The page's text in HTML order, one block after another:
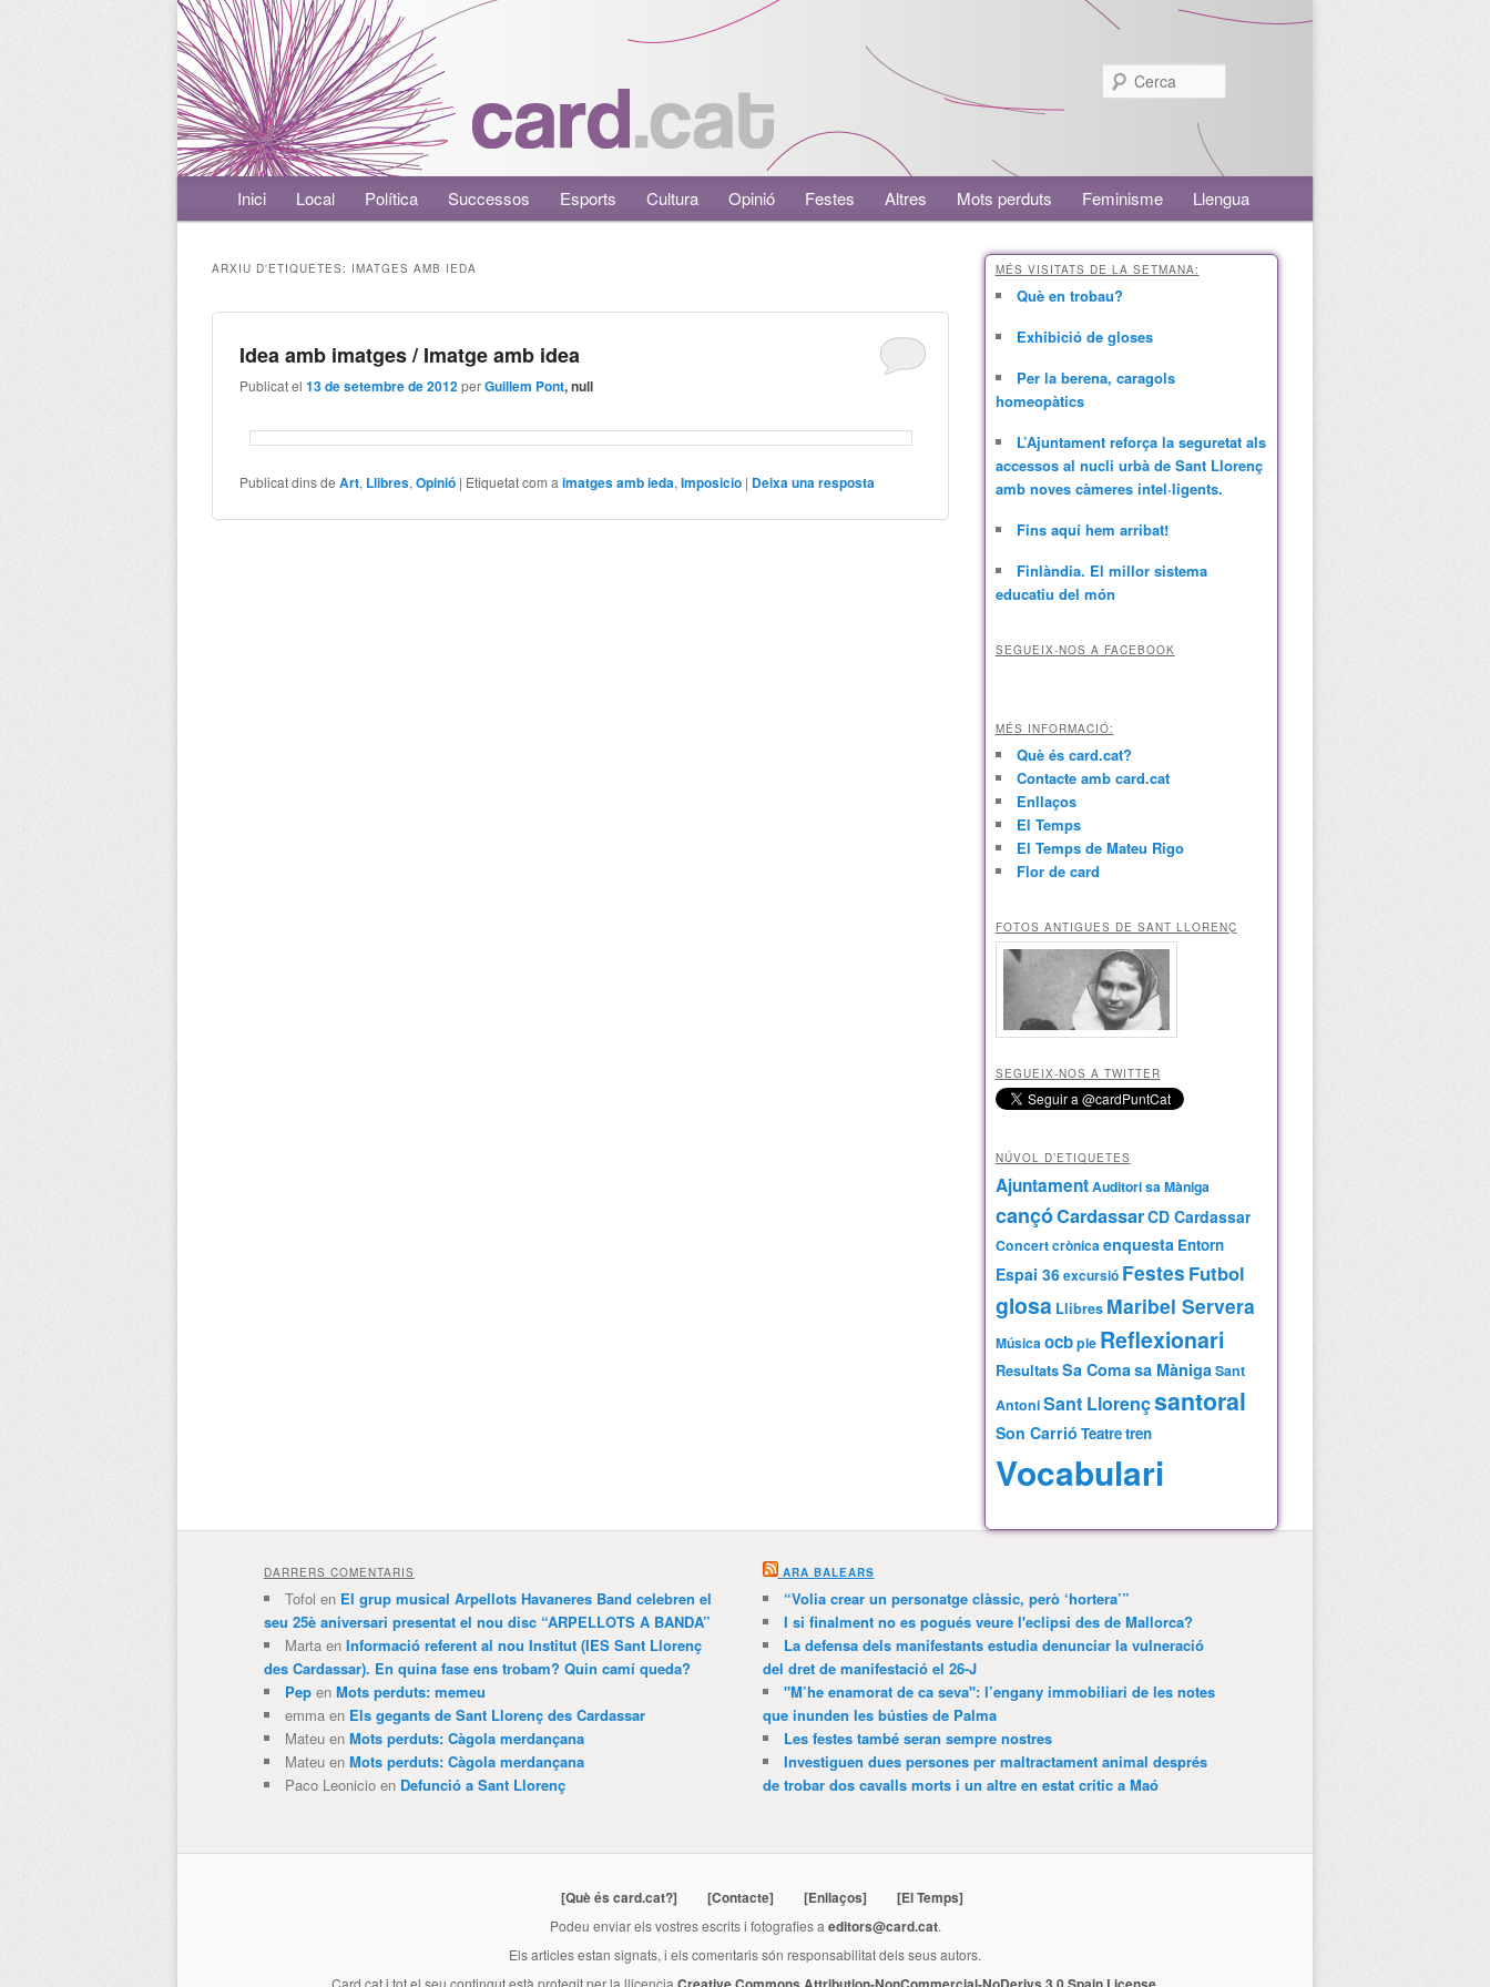
Menú principalAneu al contingut principal
Aneu al contingut secundari
Inici Local Política Successos Esports Cultura Opinió Festes Altres Mots perduts Feminisme Llengua
ARXIU D'ETIQUETES: IMATGES AMB IEDA
Idea amb imatges / Imatge amb idea
Publicat el13 de setembre de 2012perGuillem Pont, null
Publicat dins de Art, Llibres,Opinió | Etiquetat com a imatges amb ieda,Imposicio | Deixa una resposta
MÉS VISITATS DE LA SETMANA:
Què en trobau?
Exhibició de gloses
Per la berena, caragols
homeopàtics
L’Ajuntament reforça la seguretat als
accessos al nucli urbà de Sant Llorenç
amb noves càmeres intel·ligents.
Fins aquí hem arribat!
Finlàndia. El millor sistema
educatiu del món
SEGUEIX-NOS A FACEBOOK
MÉS INFORMACIÓ:
Què és card.cat?
Contacte amb card.cat
Enllaços
El Temps
El Temps de Mateu Rigo
Flor de card
FOTOS ANTIGUES DE SANT LLORENÇ
SEGUEIX-NOS A TWITTER
NÚVOL D’ETIQUETES
AjuntamentAuditori sa Màniga
cançóCardassarCD Cardassar
Concertcrònicaenquesta Entorn
Espai 36excursió Festes Futbol
glosa Llibres Maribel Servera
Músicaocbple Reflexionari
ResultatsSa Comasa MànigaSant
AntoniSant Llorençsantoral
Son Carrió Teatretren
Vocabulari
DARRERS COMENTARIS
Tofol en El grup musical Arpellots Havaneres Band celebren el
seu 25è aniversari presentat el nou disc “ARPELLOTS A BANDA”
Martaen Informació referent al nou Institut (IES Sant Llorenç
des Cardassar). En quina fase ens trobam? Quin camí queda?
Pepen Mots perduts: memeu
emmaen Els gegants de Sant Llorenç des Cardassar
Mateuen Mots perduts: Càgola merdançana
Mateuen Mots perduts: Càgola merdançana
Paco Leonicioen Defunció a Sant Llorenç
ARA BALEARS
“Volia crear un personatge clàssic, però ‘hortera’”
I si finalment no es pogués veure l'eclipsi des de Mallorca?
La defensa dels manifestants estudia denunciar la vulneració
del dret de manifestació el 26-J
"M’he enamorat de ca seva": l’engany immobiliari de les notes
que inunden les bústies de Palma
Les festes també seran sempre nostres
Investiguen dues persones per maltractament animal després
de trobar dos cavalls morts i un altre en estat crític a Maó
[Què és card.cat?] [Contacte] [Enllaços] [El Temps]
Podeu enviar els vostres escrits i fotografies a editors@card.cat.
Els articles estan signats, i els comentaris són responsabilitat dels seus autors.